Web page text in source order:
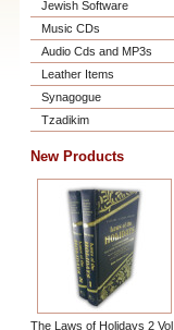
Jewish Software
Music CDs
Audio Cds and MP3s
Leather Items
Synagogue
Tzadikim
New Products
The Laws of Holidays 2 Vol.